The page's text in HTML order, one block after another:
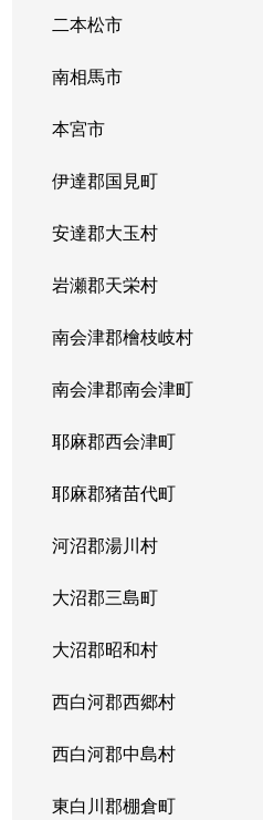
二本松市
南相馬市
本宮市
伊達郡国見町
安達郡大玉村
岩瀬郡天栄村
南会津郡檜枝岐村
南会津郡南会津町
耶麻郡西会津町
耶麻郡猪苗代町
河沼郡湯川村
大沼郡三島町
大沼郡昭和村
西白河郡西郷村
西白河郡中島村
東白川郡棚倉町